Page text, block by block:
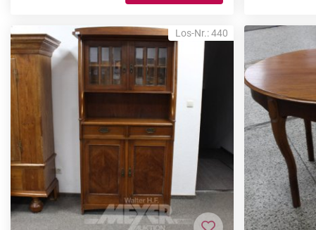
Los-Nr.: 440